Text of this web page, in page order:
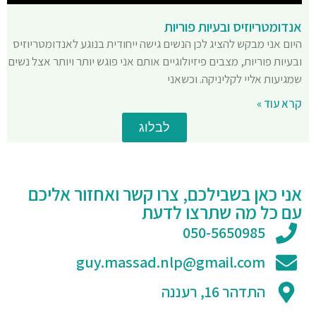
אנדומטריוזיס ובעיות פוריות
היום אני מבקש להציג לכן הנשים גישה ייחודית בנוגע לאנדומטריוזיס
ובעיות פוריות, מצבים פיזיולוגיים אותם אני פוגש יותר ויותר אצל נשים
שמגיעות אליי לקליניקה. וכשאני
קרא עוד »
לבלוג
אני כאן בשבילכם, צרו קשר ואחזור אליכם
עם כל מה שתרצו לדעת
050-5650985
guy.massad.nlp@gmail.com
התדהר 16, רעננה